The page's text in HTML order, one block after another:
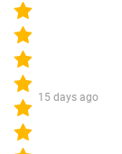
15 days ago